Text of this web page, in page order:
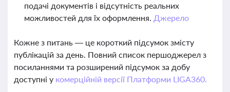
подачі документів і відсутність реальних
можливостей для їх оформлення. Джерело
Кожне з питань — це короткий підсумок змісту
публікацій за день. Повний список першоджерел з
посиланнями та розширений підсумок за добу
доступні у комерційній версії Платформи LIGA360.